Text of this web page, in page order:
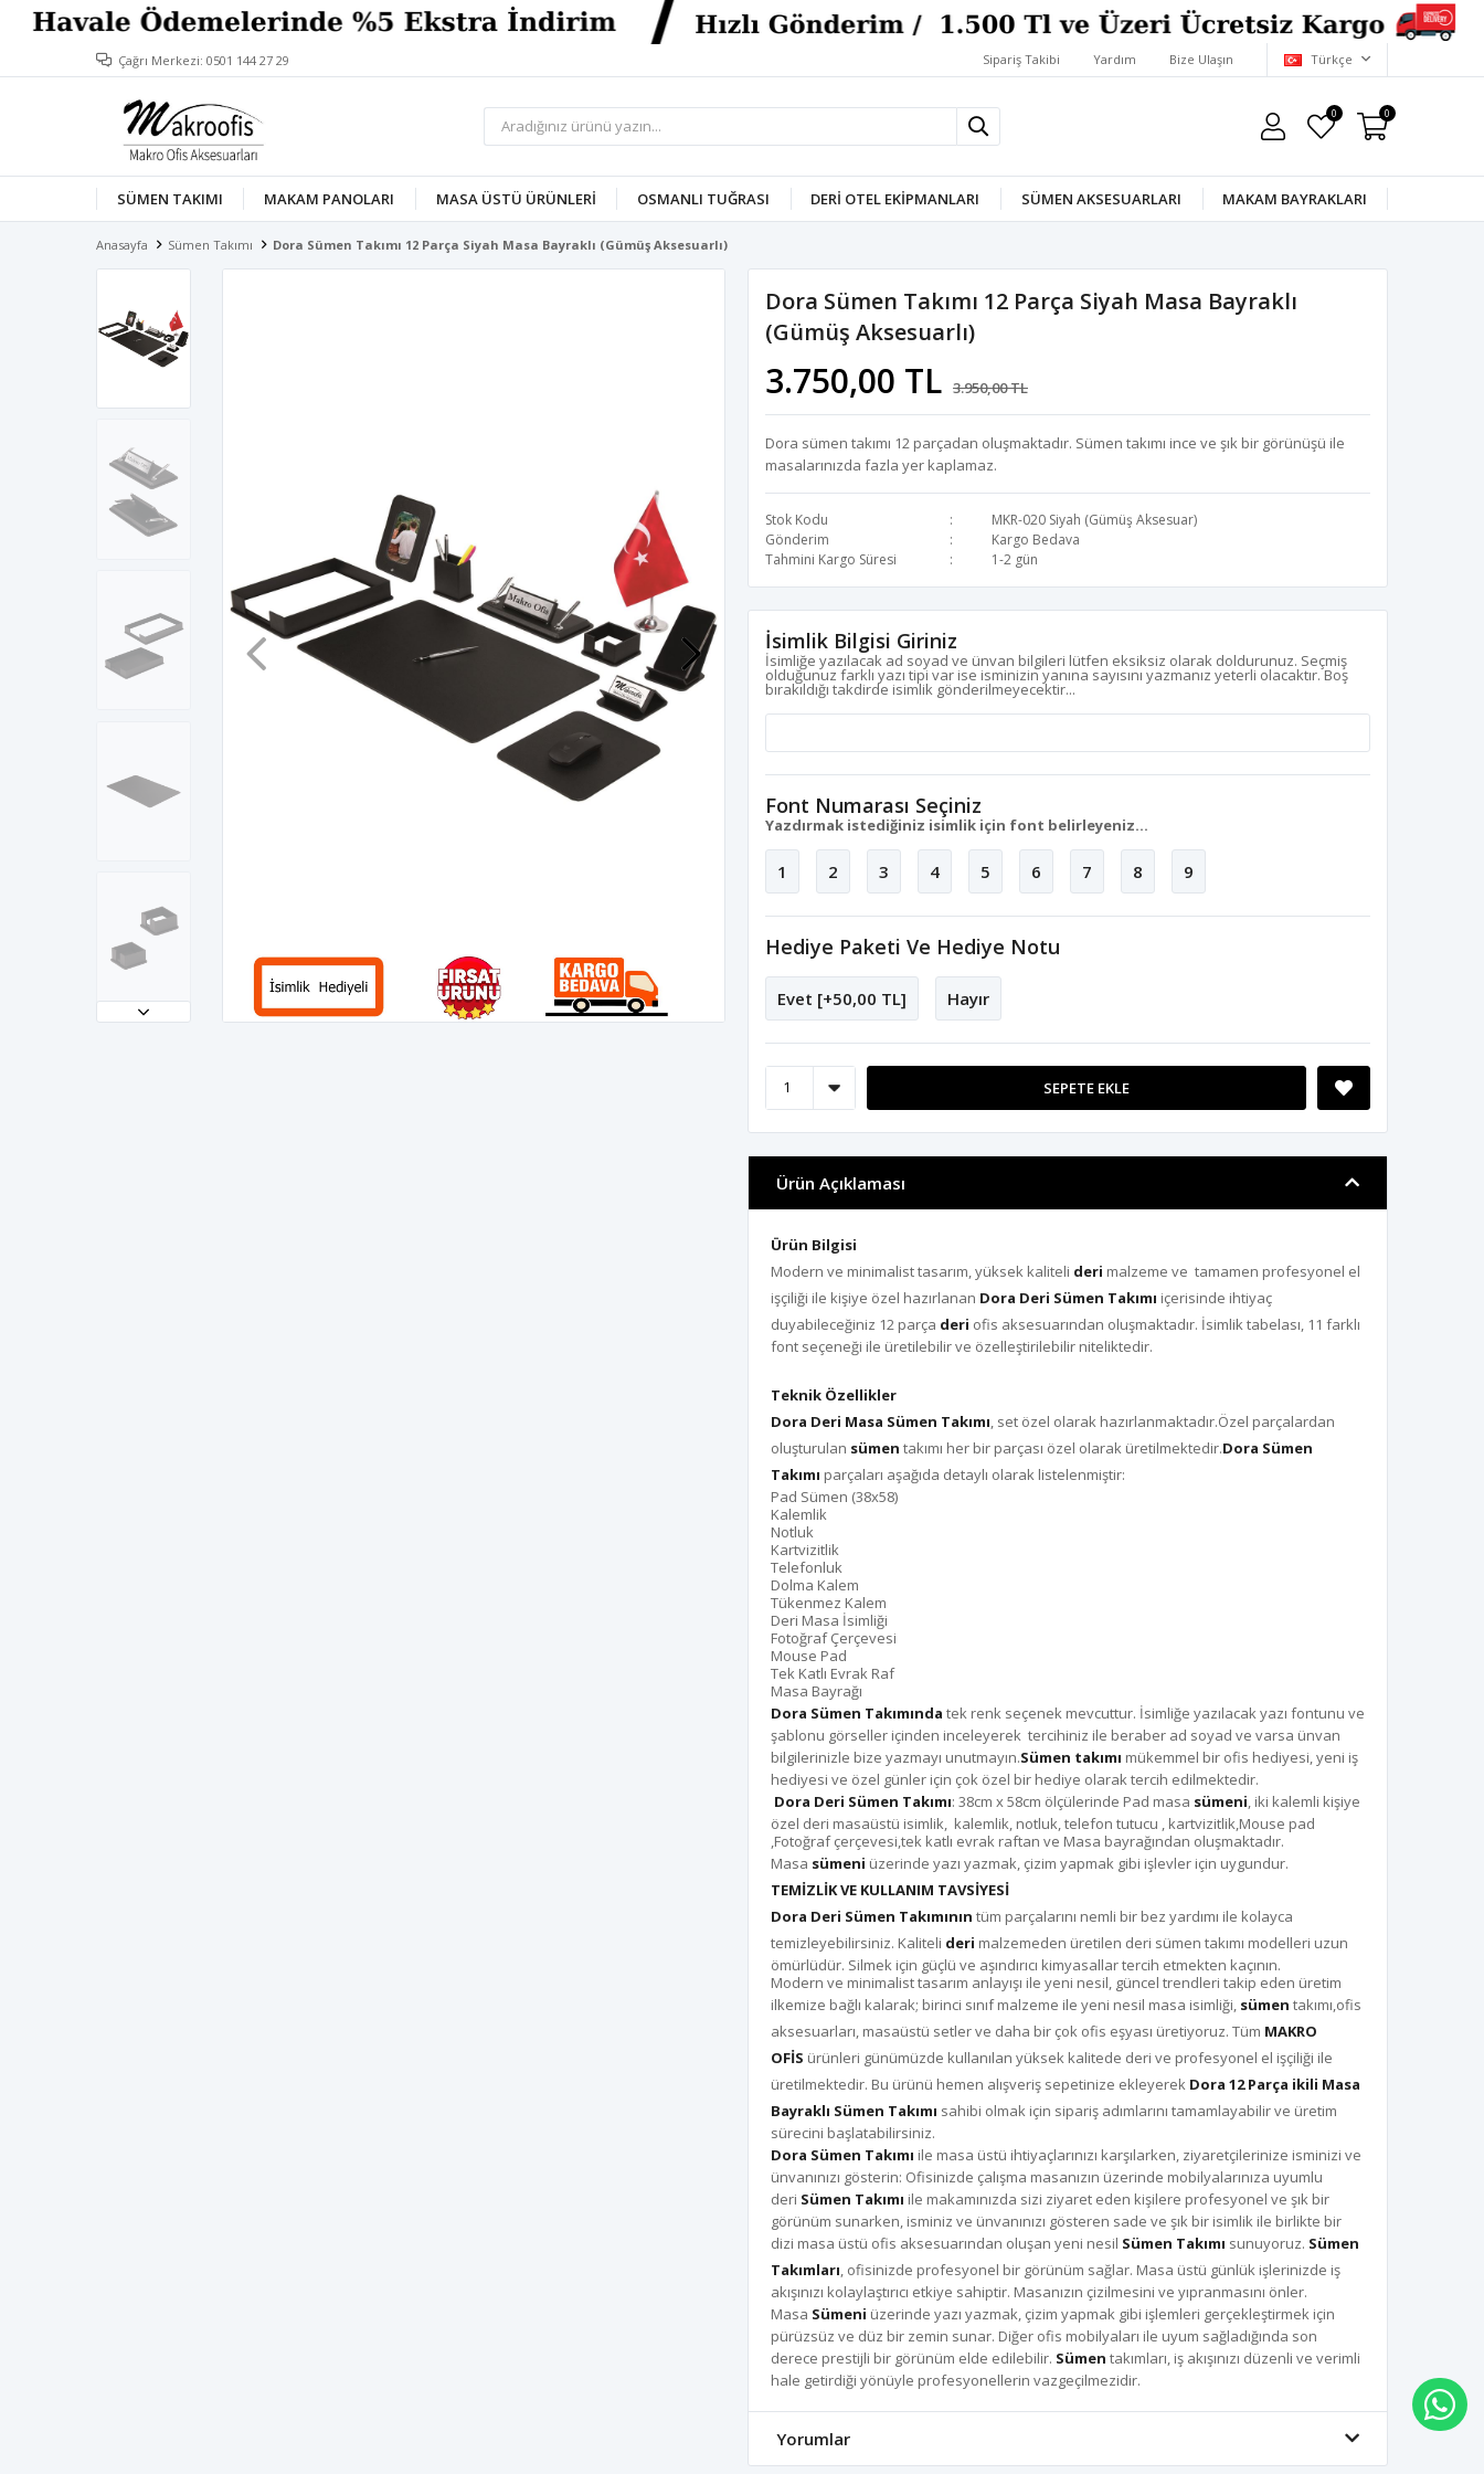
Çağrı Merkezi: 0501 144 27 29 Sipariş Takibi Yardım Bize Ulaşın Türkçe
0 0
SÜMEN TAKIMI MAKAM PANOLARI MASA ÜSTÜ ÜRÜNLERI OSMANLI TUĞRASI DERI OTEL EKIPMANLARI SÜMEN AKSESUARLARI MAKAM BAYRAKLARI
Anasayfa Sümen Takımı Dora Sümen Takımı 12 Parça Siyah Masa Bayraklı (Gümüş Aksesuarlı)
Dora Sümen Takımı 12 Parça Siyah Masa Bayraklı
(Gümüş Aksesuarlı)
3.750,00 TL 3.950,00 TL
Dora sümen takımı 12 parçadan oluşmaktadır. Sümen takımı ince ve şık bir görünüşü ile
masalarınızda fazla yer kaplamaz.
Stok Kodu
MKR-020 Siyah (Gümüş Aksesuar)
Gönderim
Kargo Bedava
Tahmini Kargo Süresi
1-2 gün
İsimlik Bilgisi Giriniz
İsimliğe yazılacak ad soyad ve ünvan bilgileri lütfen eksiksiz olarak doldurunuz. Seçmiş
olduğunuz farklı yazı tipi var ise isminizin yanına sayısını yazmanız yeterli olacaktır. Boş
bırakıldığı takdirde isimlik gönderilmeyecektir...
Font Numarası Seçiniz
Yazdırmak istediğiniz isimlik için font belirleyeniz...
1 2 3 4 5 6 7 8 9
Hediye Paketi Ve Hediye Notu
Evet [+50,00 TL] Hayır
SEPETE EKLE
Ürün Açıklaması
Ürün Bilgisi
Modern ve minimalist tasarım, yüksek kaliteli deri malzeme ve tamamen profesyonel el
işçiliği ile kişiye özel hazırlanan Dora Deri Sümen Takımı içerisinde ihtiyaç
duyabileceğiniz 12 parça deri ofis aksesuarından oluşmaktadır. İsimlik tabelası, 11 farklı
font seçeneği ile üretilebilir ve özelleştirilebilir niteliktedir.
Teknik Özellikler
Dora Deri Masa Sümen Takımı, set özel olarak hazırlanmaktadır.Özel parçalardan
oluşturulan sümen takımı her bir parçası özel olarak üretilmektedir.Dora Sümen
Takımı parçaları aşağıda detaylı olarak listelenmiştir:
Pad Sümen (38x58)
Kalemlik
Notluk
Kartvizitlik
Telefonluk
Dolma Kalem
Tükenmez Kalem
Deri Masa İsimliği
Fotoğraf Çerçevesi
Mouse Pad
Tek Katlı Evrak Raf
Masa Bayrağı
Dora Sümen Takımında tek renk seçenek mevcuttur. İsimliğe yazılacak yazı fontunu ve
şablonu görseller içinden inceleyerek tercihiniz ile beraber ad soyad ve varsa ünvan
bilgilerinizle bize yazmayı unutmayın.Sümen takımı mükemmel bir ofis hediyesi, yeni iş
hediyesi ve özel günler için çok özel bir hediye olarak tercih edilmektedir.
Dora Deri Sümen Takımı: 38cm x 58cm ölçülerinde Pad masa sümeni, iki kalemli kişiye
özel deri masaüstü isimlik, kalemlik, notluk, telefon tutucu , kartvizitlik,Mouse pad
,Fotoğraf çerçevesi,tek katlı evrak raftan ve Masa bayrağından oluşmaktadır.
Masa sümeni üzerinde yazı yazmak, çizim yapmak gibi işlevler için uygundur.
TEMİZLİK VE KULLANIM TAVSİYESİ
Dora Deri Sümen Takımının tüm parçalarını nemli bir bez yardımı ile kolayca
temizleyebilirsiniz. Kaliteli deri malzemeden üretilen deri sümen takımı modelleri uzun
ömürlüdür. Silmek için güçlü ve aşındırıcı kimyasallar tercih etmekten kaçının.
Modern ve minimalist tasarım anlayışı ile yeni nesil, güncel trendleri takip eden üretim
ilkemize bağlı kalarak; birinci sınıf malzeme ile yeni nesil masa isimliği, sümen takımı,ofis
aksesuarları, masaüstü setler ve daha bir çok ofis eşyası üretiyoruz. Tüm MAKRO
OFİS ürünleri günümüzde kullanılan yüksek kalitede deri ve profesyonel el işçiliği ile
üretilmektedir. Bu ürünü hemen alışveriş sepetinize ekleyerek Dora 12 Parça ikili Masa
Bayraklı Sümen Takımı sahibi olmak için sipariş adımlarını tamamlayabilir ve üretim
sürecini başlatabilirsiniz.
Dora Sümen Takımı ile masa üstü ihtiyaçlarınızı karşılarken, ziyaretçilerinize isminizi ve
ünvanınızı gösterin: Ofisinizde çalışma masanızın üzerinde mobilyalarınıza uyumlu
deri Sümen Takımı ile makamınızda sizi ziyaret eden kişilere profesyonel ve şık bir
görünüm sunarken, isminiz ve ünvanınızı gösteren sade ve şık bir isimlik ile birlikte bir
dizi masa üstü ofis aksesuarından oluşan yeni nesil Sümen Takımı sunuyoruz. Sümen
Takımları, ofisinizde profesyonel bir görünüm sağlar. Masa üstü günlük işlerinizde iş
akışınızı kolaylaştırıcı etkiye sahiptir. Masanızın çizilmesini ve yıpranmasını önler.
Masa Sümeni üzerinde yazı yazmak, çizim yapmak gibi işlemleri gerçekleştirmek için
pürüzsüz ve düz bir zemin sunar. Diğer ofis mobilyaları ile uyum sağladığında son
derece prestijli bir görünüm elde edilebilir. Sümen takımları, iş akışınızı düzenli ve verimli
hale getirdiği yönüyle profesyonellerin vazgeçilmezidir.
Yorumlar